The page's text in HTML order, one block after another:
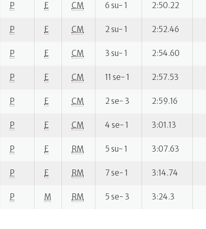
P E CM 6 su- 1 2:50.22
P E CM 2 su- 1 2:52.46
P E CM 3 su- 1 2:54.60
P E CM 11 se- 1 2:57.53
P E CM 2 se- 3 2:59.16
P E CM 4 se- 1 3:01.13
P E RM 5 su- 1 3:07.63
P E RM 7 se- 1 3:14.74
P M RM 5 se- 3 3:24.3